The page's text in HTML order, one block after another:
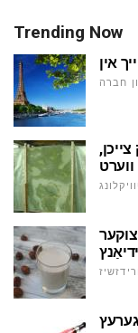
Trending Now
חברה
ווערט
צוקער